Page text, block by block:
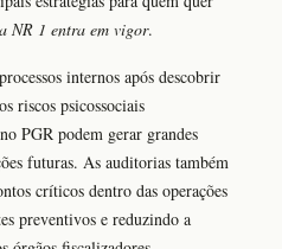
NR 1 entra em vigor.
internos após descobrir
riscos psicossociais
PGR podem gerar grandes
futuras. As auditorias também
críticos dentro das operações
preventivos e reduzindo a